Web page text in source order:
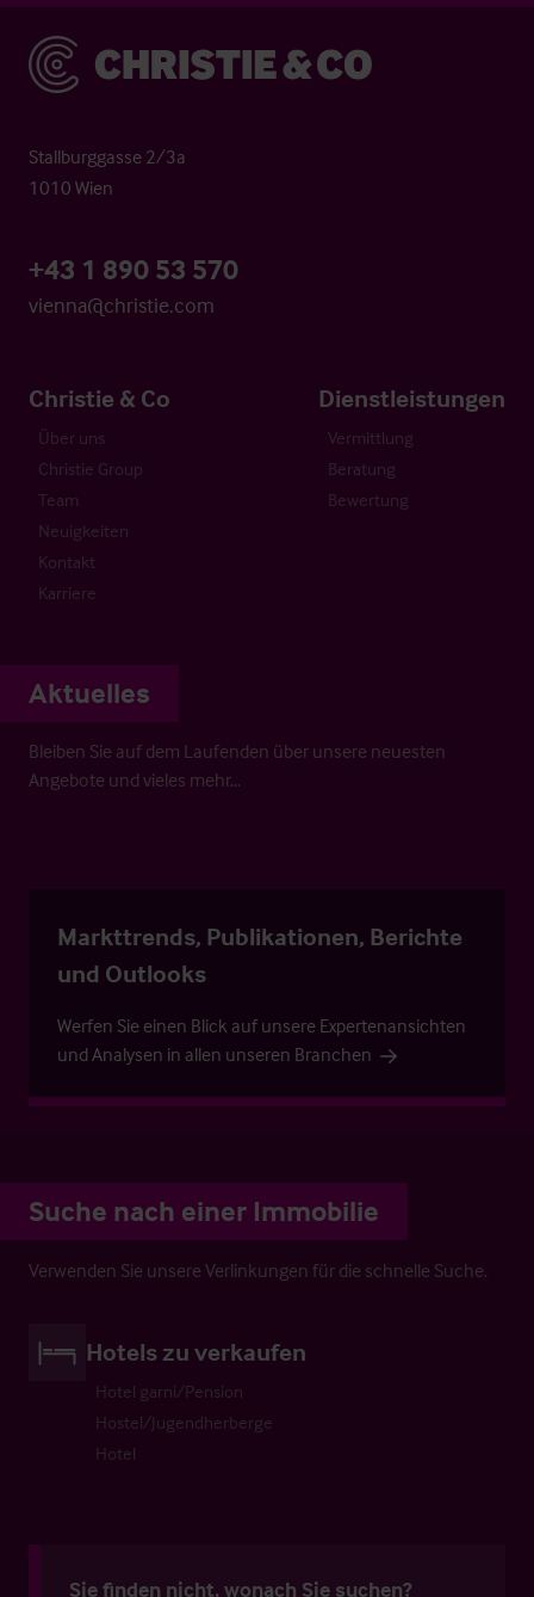
Christie & Co
Stallburggasse 2/3a
1010 Wien
+43 1 890 53 570
vienna@christie.com
Christie & Co
Über uns
Christie Group
Team
Neuigkeiten
Kontakt
Karriere
Dienstleistungen
Vermittlung
Beratung
Bewertung
Aktuelles
Bleiben Sie auf dem Laufenden über unsere neuesten
Angebote und vieles mehr…
Markttrends, Publikationen, Berichte
und Outlooks
Werfen Sie einen Blick auf unsere Expertenansichten
und Analysen in allen unseren Branchen
Suche nach einer Immobilie
Verwenden Sie unsere Verlinkungen für die schnelle Suche.
Hotels zu verkaufen
Hotel garni/Pension
Hostel/Jugendherberge
Hotel
Sie finden nicht, wonach Sie suchen?